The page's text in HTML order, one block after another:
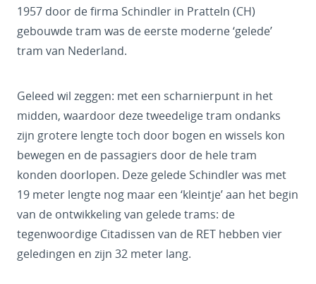
1957 door de firma Schindler in Pratteln (CH)
gebouwde tram was de eerste moderne ‘gelede’
tram van Nederland.
Geleed wil zeggen: met een scharnierpunt in het
midden, waardoor deze tweedelige tram ondanks
zijn grotere lengte toch door bogen en wissels kon
bewegen en de passagiers door de hele tram
konden doorlopen. Deze gelede Schindler was met
19 meter lengte nog maar een ‘kleintje’ aan het begin
van de ontwikkeling van gelede trams: de
tegenwoordige Citadissen van de RET hebben vier
geledingen en zijn 32 meter lang.